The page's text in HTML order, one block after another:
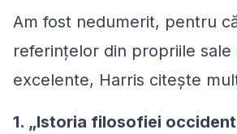
Am fost nedumerit, pentru
referințelor din propriile sale
excelente, Harris citește
1. „Istoria filosofiei